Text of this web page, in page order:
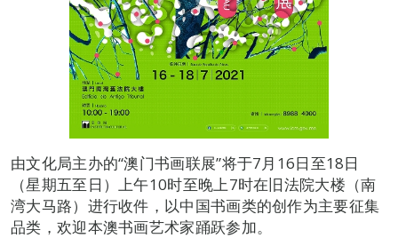
由文化局主办的“澳门书画联展”将于7月16日至18日
（星期五至日）上午10时至晚上7时在旧法院大楼（南
湾大马路）进行收件，以中国书画类的创作为主要征集
品类，欢迎本澳书画艺术家踊跃参加。